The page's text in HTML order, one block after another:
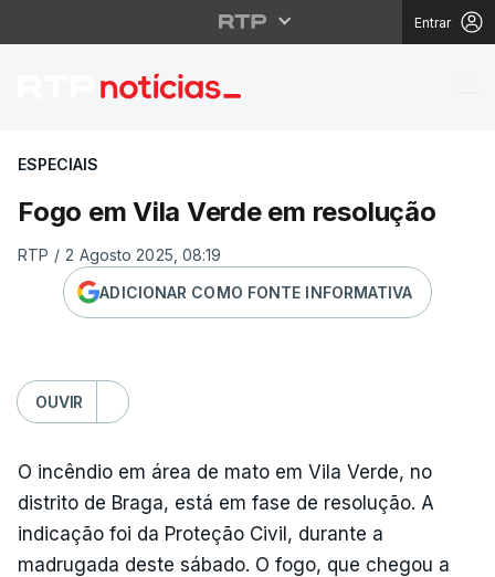
Entrar
Fogo em Vila Verde
ESPECIAIS
Fogo em Vila Verde em resolução
RTP / 2 Agosto 2025, 08:19
ADICIONAR COMO FONTE INFORMATIVA
OUVIR
O incêndio em área de mato em Vila Verde, no
distrito de Braga, está em fase de resolução. A
indicação foi da Proteção Civil, durante a
madrugada deste sábado. O fogo, que chegou a